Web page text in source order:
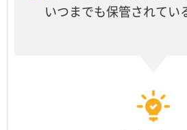
いつまでも保管されてい